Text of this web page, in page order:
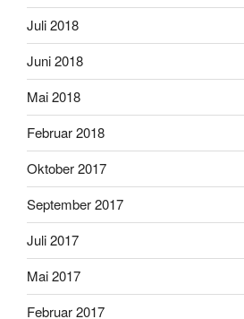
Juli 2018
Juni 2018
Mai 2018
Februar 2018
Oktober 2017
September 2017
Juli 2017
Mai 2017
Februar 2017